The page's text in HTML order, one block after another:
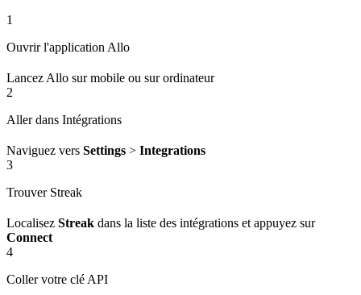
1
Ouvrir l'application Allo
Lancez Allo sur mobile ou sur ordinateur
2
Aller dans Intégrations
Naviguez vers Settings > Integrations
3
Trouver Streak
Localisez Streak dans la liste des intégrations et appuyez sur
Connect
4
Coller votre clé API